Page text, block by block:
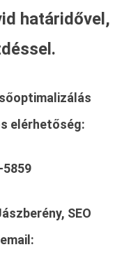
határidővel,
elérhetőség:
5859
SEO
email: